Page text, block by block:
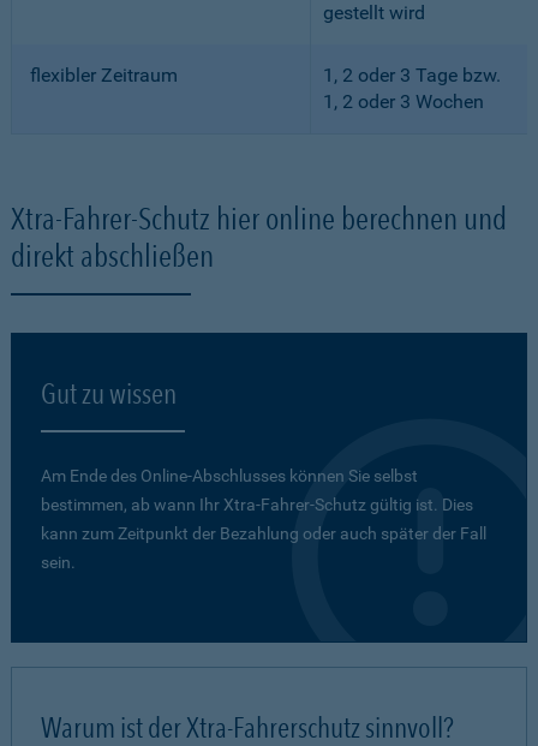
gestellt wird
flexibler Zeitraum
1, 2 oder 3 Tage bzw.
1, 2 oder 3 Wochen
Xtra-Fahrer-Schutz hier online berechnen und
direkt abschließen
Gut zu wissen
Am Ende des Online-Abschlusses können Sie selbst
bestimmen, ab wann Ihr Xtra-Fahrer-Schutz gültig ist. Dies
kann zum Zeitpunkt der Bezahlung oder auch später der Fall
sein.
Warum ist der Xtra-Fahrerschutz sinnvoll?